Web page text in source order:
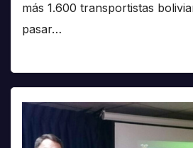
más 1.600 transportistas
pasar…